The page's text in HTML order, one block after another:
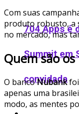
704 Apps é
Summit em
convidada
Com suas
produto robusto, a
no mercado, mas
Quem são
O bancoNubankfoi
apenas uma
modo, as mentes